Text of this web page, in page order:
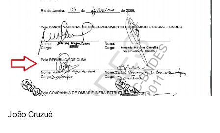
João Cruzué